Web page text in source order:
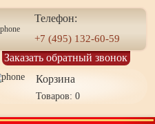
Телефон:
+7 (495) 132-60-59
Заказать обратный звонок
Корзина
Товаров: 0